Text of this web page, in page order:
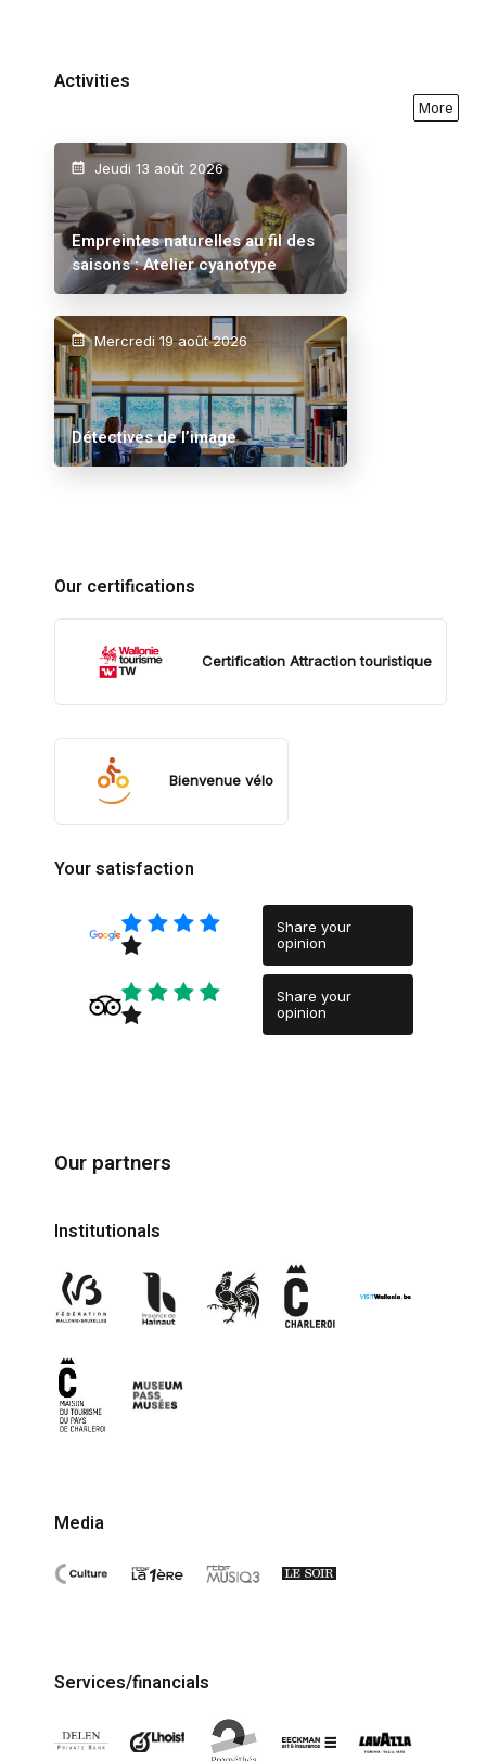
Activities
More
Jeudi 13 août 2026
Empreintes naturelles au fil des
saisons : Atelier cyanotype
Mercredi 19 août 2026
Détectives de l’image
Our certifications
Certification Attraction touristique
Bienvenue vélo
Your satisfaction
Share your
opinion
Share your
opinion
Our partners
Institutionals
Media
Services/financials